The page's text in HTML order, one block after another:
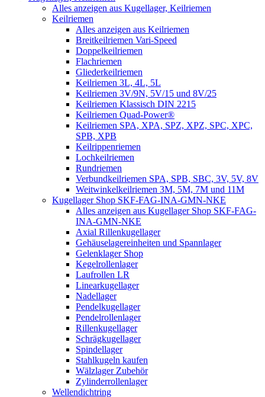
Alles anzeigen aus Kugellager, Keilriemen
Keilriemen
Alles anzeigen aus Keilriemen
Breitkeilriemen Vari-Speed
Doppelkeilriemen
Flachriemen
Gliederkeilriemen
Keilriemen 3L, 4L, 5L
Keilriemen 3V/9N, 5V/15 und 8V/25
Keilriemen Klassisch DIN 2215
Keilriemen Quad-Power®
Keilriemen SPA, XPA, SPZ, XPZ, SPC, XPC,
SPB, XPB
Keilrippenriemen
Lochkeilriemen
Rundriemen
Verbundkeilriemen SPA, SPB, SBC, 3V, 5V, 8V
Weitwinkelkeilriemen 3M, 5M, 7M und 11M
Kugellager Shop SKF-FAG-INA-GMN-NKE
Alles anzeigen aus Kugellager Shop SKF-FAG-
INA-GMN-NKE
Axial Rillenkugellager
Gehäuselagereinheiten und Spannlager
Gelenklager Shop
Kegelrollenlager
Laufrollen LR
Linearkugellager
Nadellager
Pendelkugellager
Pendelrollenlager
Rillenkugellager
Schrägkugellager
Spindellager
Stahlkugeln kaufen
Wälzlager Zubehör
Zylinderrollenlager
Wellendichtring